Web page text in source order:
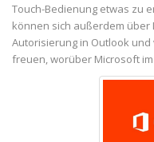
Touch-Bedienung etwas zu
können sich außerdem über
Autorisierung in Outlook
freuen, worüber Microsoft